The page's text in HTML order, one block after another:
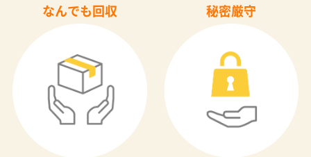
なんでも回収 秘密厳守